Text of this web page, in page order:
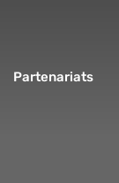
Partenariats